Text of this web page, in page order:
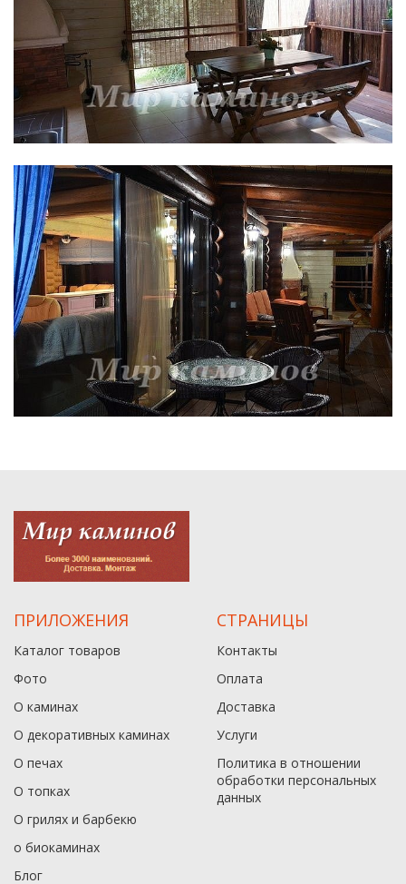
ПРИЛОЖЕНИЯ
Каталог товаров
Фото
О каминах
О декоративных каминах
О печах
О топках
О грилях и барбекю
о биокаминах
Блог
СТРАНИЦЫ
Контакты
Оплата
Доставка
Услуги
Политика в отношении
обработки персональных
данныx